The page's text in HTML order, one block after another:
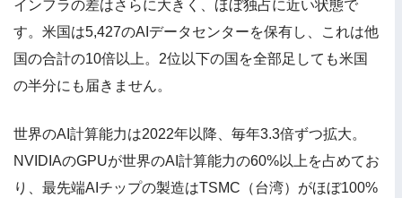
インフラの差はさらに大きく、ほぼ独占に近い状態で
す。米国は5,427のAIデータセンターを保有し、これは他
国の合計の10倍以上。2位以下の国を全部足しても米国
の半分にも届きません。
世界のAI計算能力は2022年以降、毎年3.3倍ずつ拡大。
NVIDIAのGPUが世界のAI計算能力の60%以上を占めてお
り、最先端AIチップの製造はTSMC（台湾）がほぼ100%